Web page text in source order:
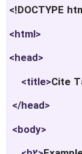
<!DOCTYPE
<html>
<head>
<title>Cite
</head>
<body>